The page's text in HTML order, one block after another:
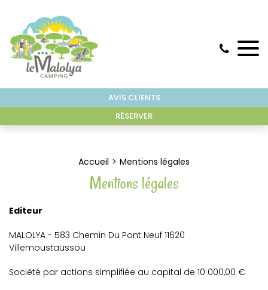
AVIS CLIENTS
RÉSERVER
Accueil Mentions légales
Mentions légales
Editeur
MALOLYA - 583 Chemin Du Pont Neuf 11620
Villemoustaussou
Société par actions simplifiée au capital de 10 000,00 €